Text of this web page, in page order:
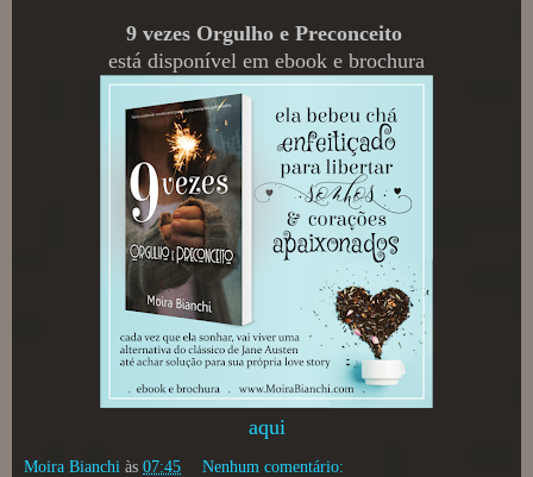
9 vezes Orgulho e Preconceito
está disponível em ebook e brochura
aqui
Moira Bianchi às 07:45 Nenhum comentário: